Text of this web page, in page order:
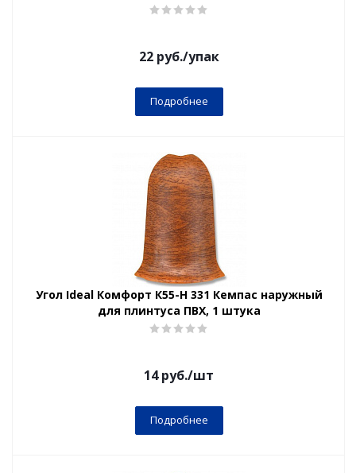
22руб./упак
Подробнее
Угол Ideal Комфорт К55-Н 331 Кемпас наружный
для плинтуса ПВХ, 1 штука
14руб./шт
Подробнее